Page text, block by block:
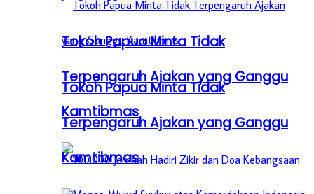
Tokoh Papua Minta Tidak
Terpengaruh Ajakan yang Ganggu
Kamtibmas
Tokoh Papua Minta Tidak
Terpengaruh Ajakan yang Ganggu
Kamtibmas